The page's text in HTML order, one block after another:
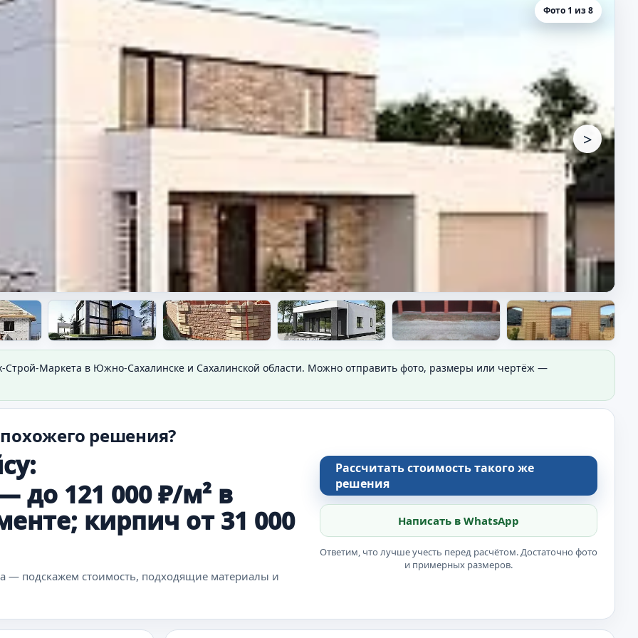
Фото 1 из 8
>
Маркета в Южно-Сахалинске и Сахалинской области. Можно отправить фото, размеры или чертёж —
решения?
121 000 ₽/м² в
кирпич от 31 000
— подскажем стоимость, подходящие материалы и
Рассчитать стоимость такого же
решения
Написать в WhatsApp
Ответим, что лучше учесть перед расчётом. Достаточно фото
и примерных размеров.